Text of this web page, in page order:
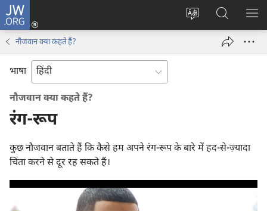
JW.ORG
वेबसाइट
लॉग-
इन
JW.ORG
पर
खोजें
मैन्यू
नौजवान क्या कहते हैं?
भाषा
नौजवान क्या कहते हैं?
रंग-रूप
कुछ नौजवान बताते हैं कि कैसे हम अपने रंग-रूप के बारे में हद-से-ज़्यादा
चिंता करने से दूर रह सकते हैं।